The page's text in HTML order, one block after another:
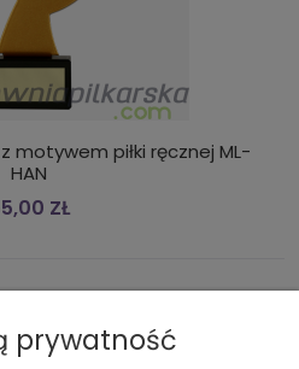
piłki ręcznej ML-
HAN
ZŁ
prywatność